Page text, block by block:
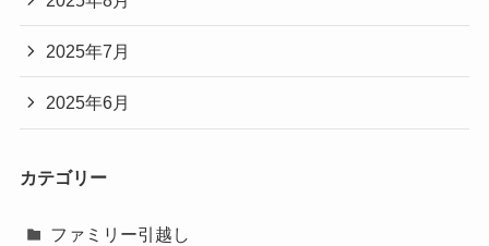
2025年7月
2025年6月
カテゴリー
ファミリー引越し